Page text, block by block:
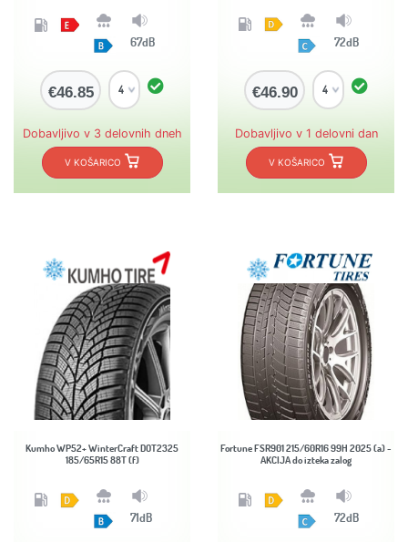
67dB
€46.85
Dobavljivo v 3 delovnih dneh
V KOŠARICO
72dB
€46.90
Dobavljivo v 1 delovni dan
V KOŠARICO
Kumho WP52+ WinterCraft DOT2325
185/65R15 88T (f)
71dB
Fortune FSR901 215/60R16 99H 2025 (a) -
AKCIJA do izteka zalog
72dB